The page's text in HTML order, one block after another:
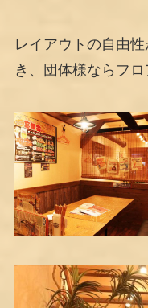
レイアウトの自由
き、団体様ならフ